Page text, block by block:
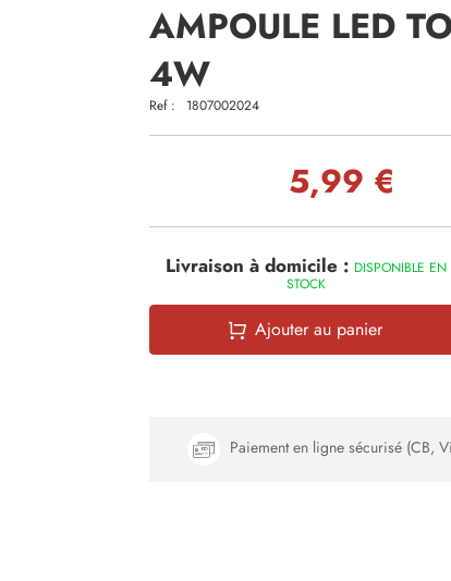
AMPOULE LED
4W
Ref : 1807002024
5,99 €
Livraison à domicile : DISPONIBLE EN
STOCK
Ajouter au panier
Paiement en ligne sécurisé (CB,